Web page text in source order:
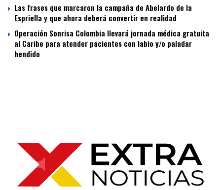
Las frases que marcaron la campaña de Abelardo de la
Espriella y que ahora deberá convertir en realidad
Operación Sonrisa Colombia llevará jornada médica gratuita
al Caribe para atender pacientes con labio y/o paladar
hendido